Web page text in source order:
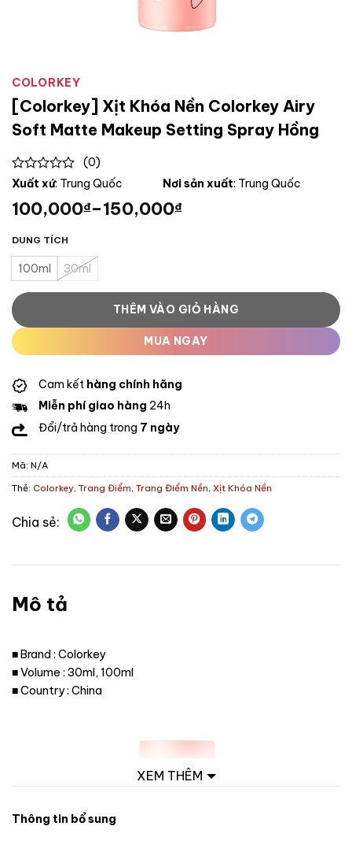
COLORKEY
[Colorkey] Xịt Khóa Nền Colorkey Airy
Soft Matte Makeup Setting Spray Hồng
0
of
5
(0)
Xuất xứ: Trung Quốc Nơi sản xuất: Trung Quốc
100,000₫–150,000₫
DUNG TÍCH
100ml 30ml
THÊM VÀO GIỎ HÀNG
MUA NGAY
Cam kết hàng chính hãng
Miễn phí giao hàng 24h
Đổi/trả hàng trong 7 ngày
Mã: N/A
Thẻ: Colorkey, Trang Điểm, Trang Điểm Nền, Xịt Khóa Nền
Mô tả
■ Brand : Colorkey
■ Volume : 30ml, 100ml
■ Country : China
XEM THÊM
Thông tin bổ sung